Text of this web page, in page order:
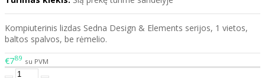
Kompiuterinis lizdas Sedna Design & Elements serijos, 1 vietos,
baltos spalvos, be rėmelio.
€789 su PVM